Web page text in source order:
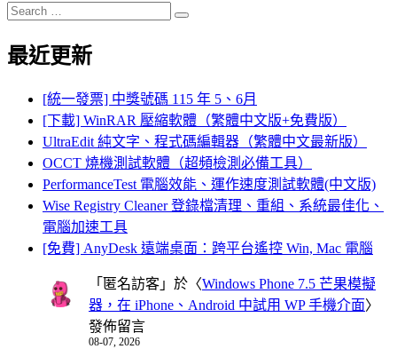
Search
for:
Search
最近更新
[統一發票] 中獎號碼 115 年 5、6月
[下載] WinRAR 壓縮軟體（繁體中文版+免費版）
UltraEdit 純文字、程式碼編輯器（繁體中文最新版）
OCCT 燒機測試軟體（超頻檢測必備工具）
PerformanceTest 電腦效能、運作速度測試軟體(中文版)
Wise Registry Cleaner 登錄檔清理、重組、系統最佳化、
電腦加速工具
[免費] AnyDesk 遠端桌面：跨平台遙控 Win, Mac 電腦
「 匿名訪客 」於〈Windows Phone 7.5 芒果模擬
器，在 iPhone、Android 中試用 WP 手機介面〉
發佈留言
08-07, 2026